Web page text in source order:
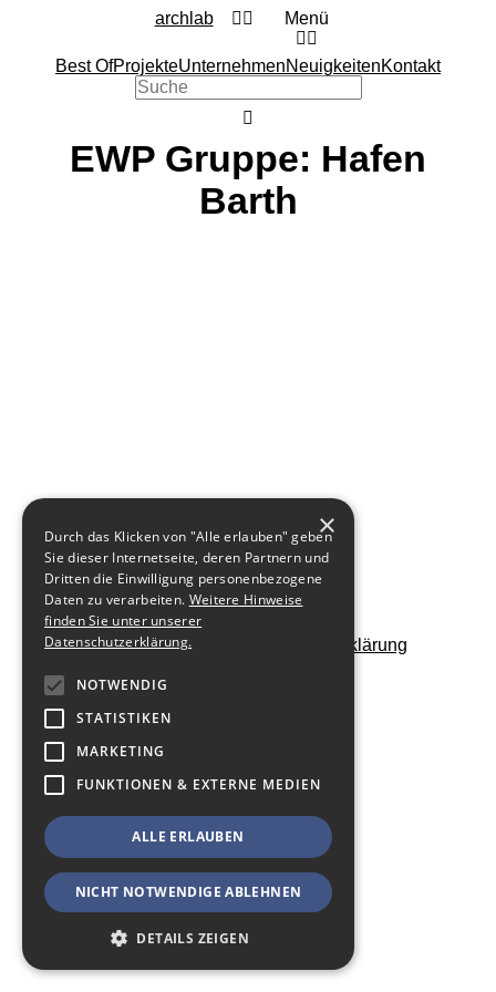
archlab Menü
Best OfProjekteUnternehmenNeuigkeitenKontakt
EWP Gruppe: Hafen
Barth
zurück zur Übersicht
KontaktImpressum Datenschutzerklärung
×
Durch das Klicken von "Alle erlauben" geben
Sie dieser Internetseite, deren Partnern und
Dritten die Einwilligung personenbezogene
Daten zu verarbeiten. Weitere Hinweise
finden Sie unter unserer
Datenschutzerklärung.
NOTWENDIG
STATISTIKEN
MARKETING
FUNKTIONEN & EXTERNE MEDIEN
ALLE ERLAUBEN
NICHT NOTWENDIGE ABLEHNEN
DETAILS ZEIGEN